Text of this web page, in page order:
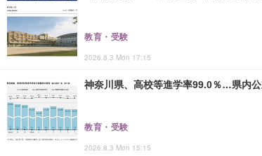
教育・受験
2026.8.3 Mon 17:15
神奈川県、高校等進学率99.0％…県内
教育・受験
2026.8.3 Mon 15:15